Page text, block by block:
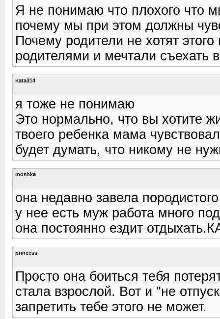
Я не понимаю что плохого что
почему мы при этом должны
Почему родители не хотят
родителями и мечтали съехать
nata314
я тоже не понимаю
Это нормально, что вы хотите
твоего ребенка мама
будет думать, что никому не
moshka
она недавно завела
у нее есть муж работа много
она постоянно ездит
princess
Просто она боиться тебя
стала взрослой. Вот и "не
запретить тебе этого не может.